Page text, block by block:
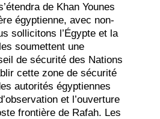
de Khan Younes
égyptienne, avec non-
sollicitons l’Égypte et la
soumettent une
de sécurité des Nations
cette zone de sécurité
autorités égyptiennes
et l’ouverture
frontière de Rafah. Les